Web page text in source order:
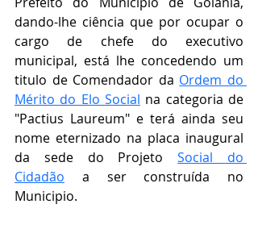
dando-lhe ciência que por ocupar o
cargo de chefe do executivo
municipal, está lhe concedendo um
titulo de Comendador da Ordem do
Mérito do Elo Social na categoria de
"Pactius Laureum" e terá ainda seu
nome eternizado na placa inaugural
da sede do Projeto Social do
Cidadão a ser construída no
Municipio.